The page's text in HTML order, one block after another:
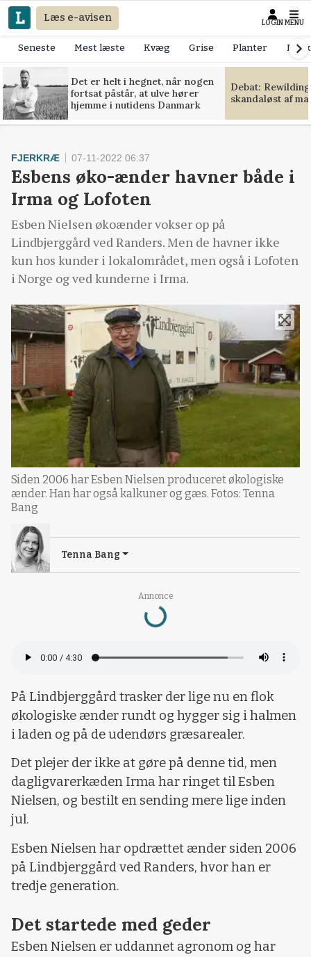
Læs e-avisen LOGIN MENU
Seneste Mest læste Kvæg Grise Planter
Det er helt i hegnet, når nogen
fortsat påstår, at ulve hører
hjemme i nutidens Danmark
Debat:
skandaløst af
Annonce
Loading...
FJERKRÆ 07-11-2022 06:37
Esbens øko-ænder havner både i
Irma og Lofoten
Esben Nielsen økoænder vokser op på
Lindbjerggård ved Randers. Men de havner ikke
kun hos kunder i lokalområdet, men også i Lofoten
i Norge og ved kunderne i Irma.
Siden 2006 har Esben Nielsen produceret økologiske
ænder. Han har også kalkuner og gæs. Fotos: Tenna
Bang
Tenna Bang
På Lindbjerggård trasker der lige nu en flok
økologiske ænder rundt og hygger sig i halmen
i laden og på de udendørs græsarealer.
Det plejer der ikke at gøre på denne tid, men
dagligvarerkæden Irma har ringet til Esben
Nielsen, og bestilt en sending mere lige inden
jul.
Esben Nielsen har opdrættet ænder siden 2006
på Lindbjerggård ved Randers, hvor han er
tredje generation.
Det startede med geder
Esben Nielsen er uddannet agronom og har